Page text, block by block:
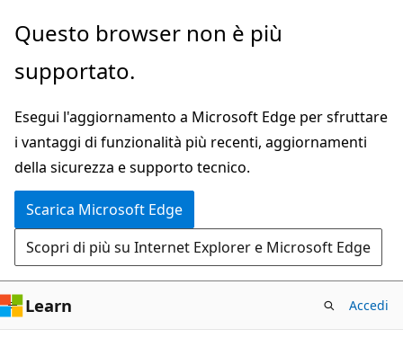
Ignora
passa
contenuto
principale
Questo browser non è più
supportato.
Esegui l'aggiornamento a Microsoft Edge per sfruttare
i vantaggi di funzionalità più recenti, aggiornamenti
della sicurezza e supporto tecnico.
Scarica Microsoft Edge
Scopri di più su Internet Explorer e Microsoft Edge
Learn Accedi